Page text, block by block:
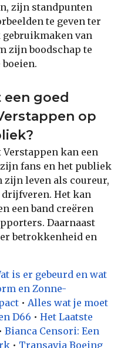
zijn standpunten
te geven ter
van
zijn boodschap te
goed
op
kan een
fans en het publiek
leven als coureur,
Het kan
een band creëren
Daarnaast
betrokkenheid en
is er gebeurd en wat
en Zonne-
• Alles wat je moet
D66 • Het Laatste
• Bianca Censori: Een
• Transavia Boeing